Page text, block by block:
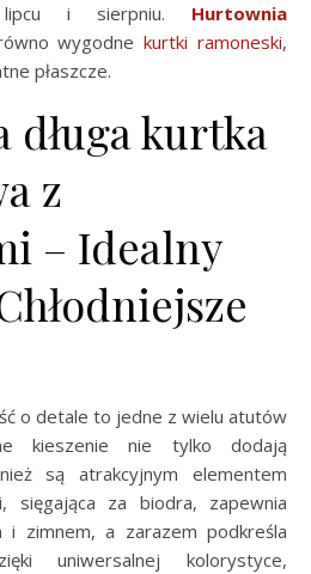
i sierpniu. Hurtownia
wygodnekurtki ramoneski,
płaszcze.
długa kurtka
z
– Idealny
o detale to jedne z wielu atutów
kieszenie nie tylko dodają
są atrakcyjnym elementem
sięgająca za biodra, zapewnia
zimnem, a zarazem podkreśla
uniwersalnej kolorystyce,